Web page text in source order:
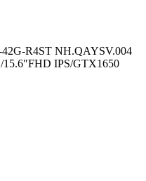
42G-R4ST NH.QAYSV.004
IPS/GTX1650